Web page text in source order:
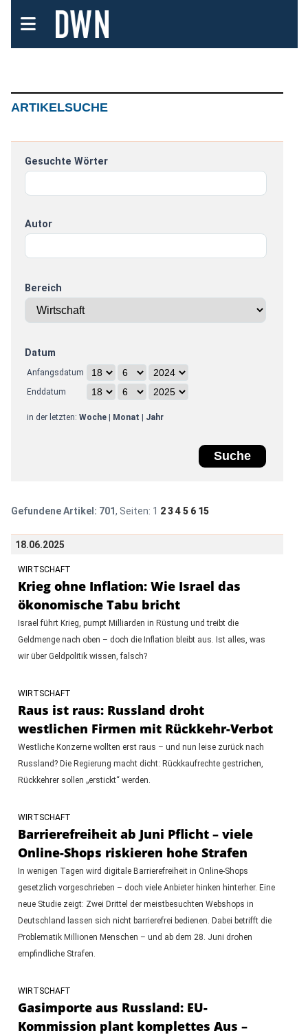
ARTIKELSUCHE
Gesuchte Wörter
Autor
Bereich
Datum
Anfangsdatum
Enddatum
in der letzten: Woche| Monat Jahr
Gefundene Artikel: 701, Seiten: 1 2 3 4 5 6 15
18.06.2025
WIRTSCHAFT
Krieg ohne Inflation: Wie Israel das
ökonomische Tabu bricht
Israel führt Krieg, pumpt Milliarden in Rüstung und treibt die
Geldmenge nach oben – doch die Inflation bleibt aus. Ist alles, was
wir über Geldpolitik wissen, falsch?
WIRTSCHAFT
Raus ist raus: Russland droht
westlichen Firmen mit Rückkehr-Verbot
Westliche Konzerne wollten erst raus – und nun leise zurück nach
Russland? Die Regierung macht dicht: Rückkaufrechte gestrichen,
Rückkehrer sollen „erstickt“ werden.
WIRTSCHAFT
Barrierefreiheit ab Juni Pflicht – viele
Online-Shops riskieren hohe Strafen
In wenigen Tagen wird digitale Barrierefreiheit in Online-Shops
gesetzlich vorgeschrieben – doch viele Anbieter hinken hinterher. Eine
neue Studie zeigt: Zwei Drittel der meistbesuchten Webshops in
Deutschland lassen sich nicht barrierefrei bedienen. Dabei betrifft die
Problematik Millionen Menschen – und ab dem 28. Juni drohen
empfindliche Strafen.
WIRTSCHAFT
Gasimporte aus Russland: EU-
Kommission plant komplettes Aus –